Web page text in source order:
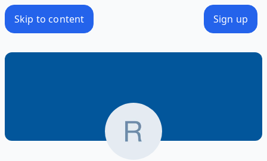
Skip to content Sign up